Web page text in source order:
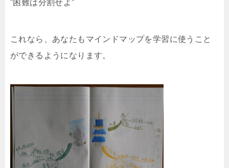
”困難は分割せよ”
これなら、あなたもマインドマップを学習に使うこと
ができるようになります。